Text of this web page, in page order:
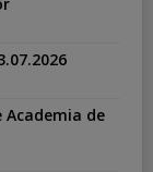
Academia de